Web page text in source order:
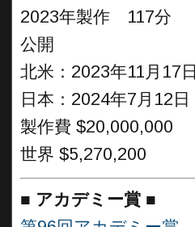
2023年製作 117分
公開
北米：2023年11月17日
日本：2024年7月12日
製作費 $20,000,000
世界 $5,270,200
■ アカデミー賞 ■